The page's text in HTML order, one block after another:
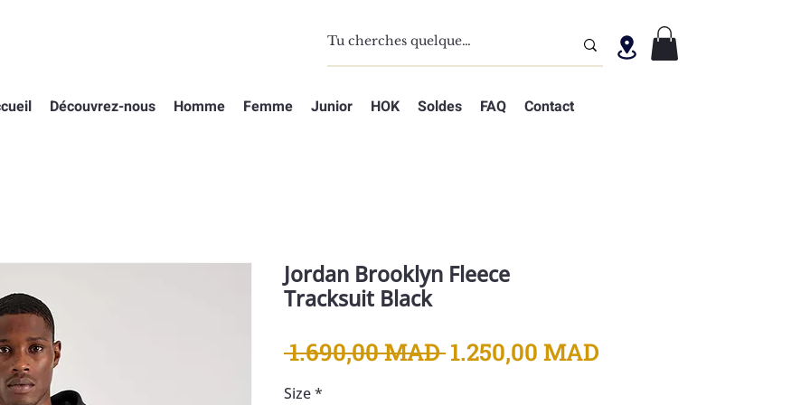
Découvrez-nous Homme Femme Junior HOK Soldes FAQ Contact
Jordan Brooklyn Fleece
Tracksuit Black
1.690,00 MAD Prix
1.250,00 MAD
Size*